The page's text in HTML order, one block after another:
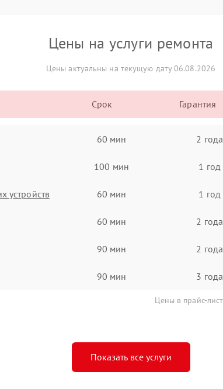
Цены на услуги ремонта
Цены актуальны на текущую дату 06.08.2026
Срок Гарантия
60 мин 2 года
100 мин 1 год
устройств 60 мин 1 год
60 мин 2 года
90 мин 2 года
90 мин 3 года
Цены в прайс-
Показать все услуги